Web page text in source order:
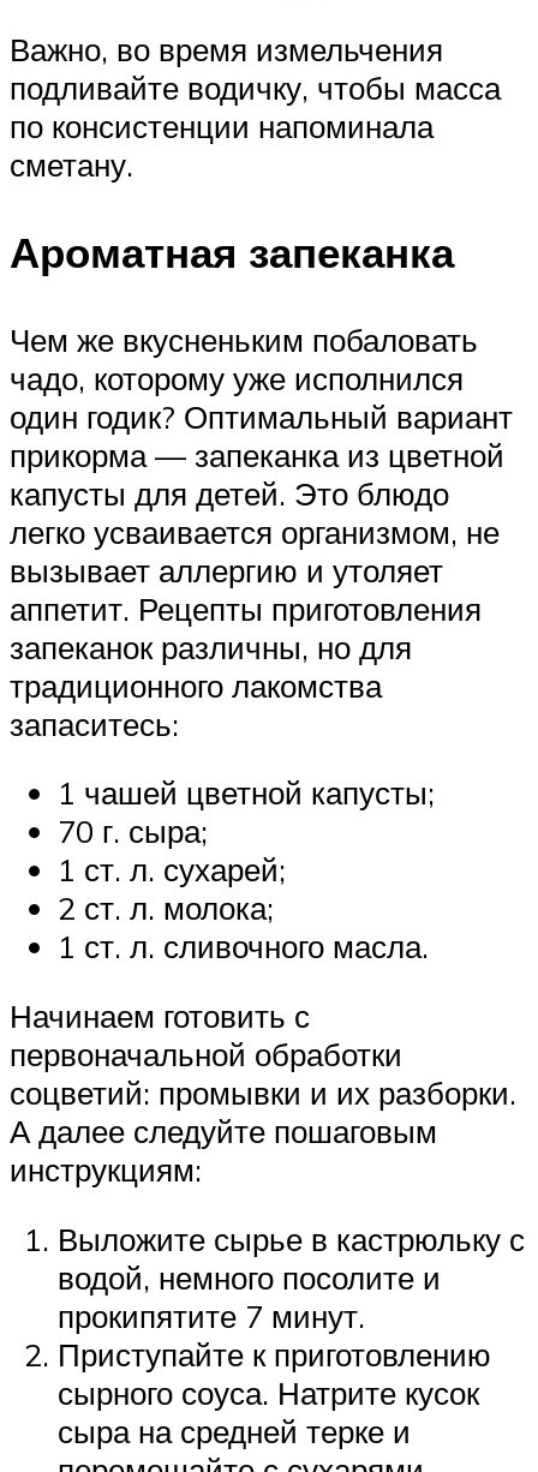
Важно, во время измельчения
подливайте водичку, чтобы масса
по консистенции напоминала
сметану.
Ароматная запеканка
Чем же вкусненьким побаловать
чадо, которому уже исполнился
один годик? Оптимальный вариант
прикорма — запеканка из цветной
капусты для детей. Это блюдо
легко усваивается организмом, не
вызывает аллергию и утоляет
аппетит. Рецепты приготовления
запеканок различны, но для
традиционного лакомства
запаситесь:
1 чашей цветной капусты;
70 г. сыра;
1 ст. л. сухарей;
2 ст. л. молока;
1 ст. л. сливочного масла.
Начинаем готовить с
первоначальной обработки
соцветий: промывки и их разборки.
А далее следуйте пошаговым
инструкциям:
Выложите сырье в кастрюльку с
водой, немного посолите и
прокипятите 7 минут.
Приступайте к приготовлению
сырного соуса. Натрите кусок
сыра на средней терке и